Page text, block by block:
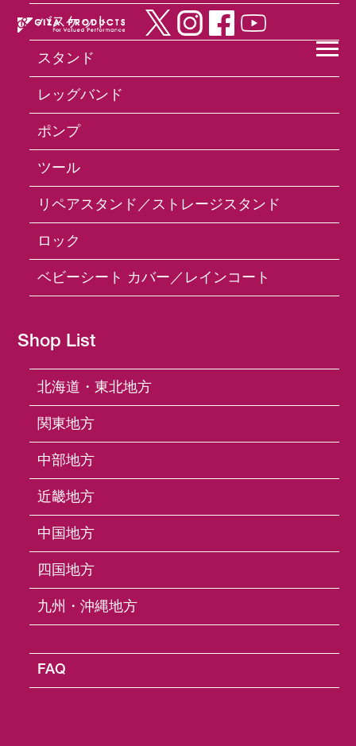
バスケット
スタンド
レッグバンド
ポンプ
ツール
リペアスタンド／ストレージスタンド
ロック
ベビーシート カバー／レインコート
Shop List
北海道・東北地方
関東地方
中部地方
近畿地方
中国地方
四国地方
九州・沖縄地方
FAQ
Products
CG-214W White LED
CG-214W ホワイト LED
40ルーメン、300カンデラの光を持つ超軽量
（14.5g）フロントライトです。リチウムイ
オンポリマー充電式電池内蔵で、USB充電が
照度と、高輝度点灯（2時間）、点滅（最長